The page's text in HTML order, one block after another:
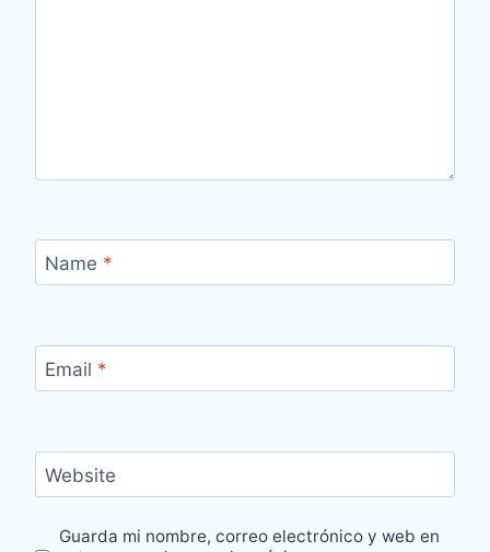
Name *
Email *
Website
Guarda mi nombre, correo electrónico y web en